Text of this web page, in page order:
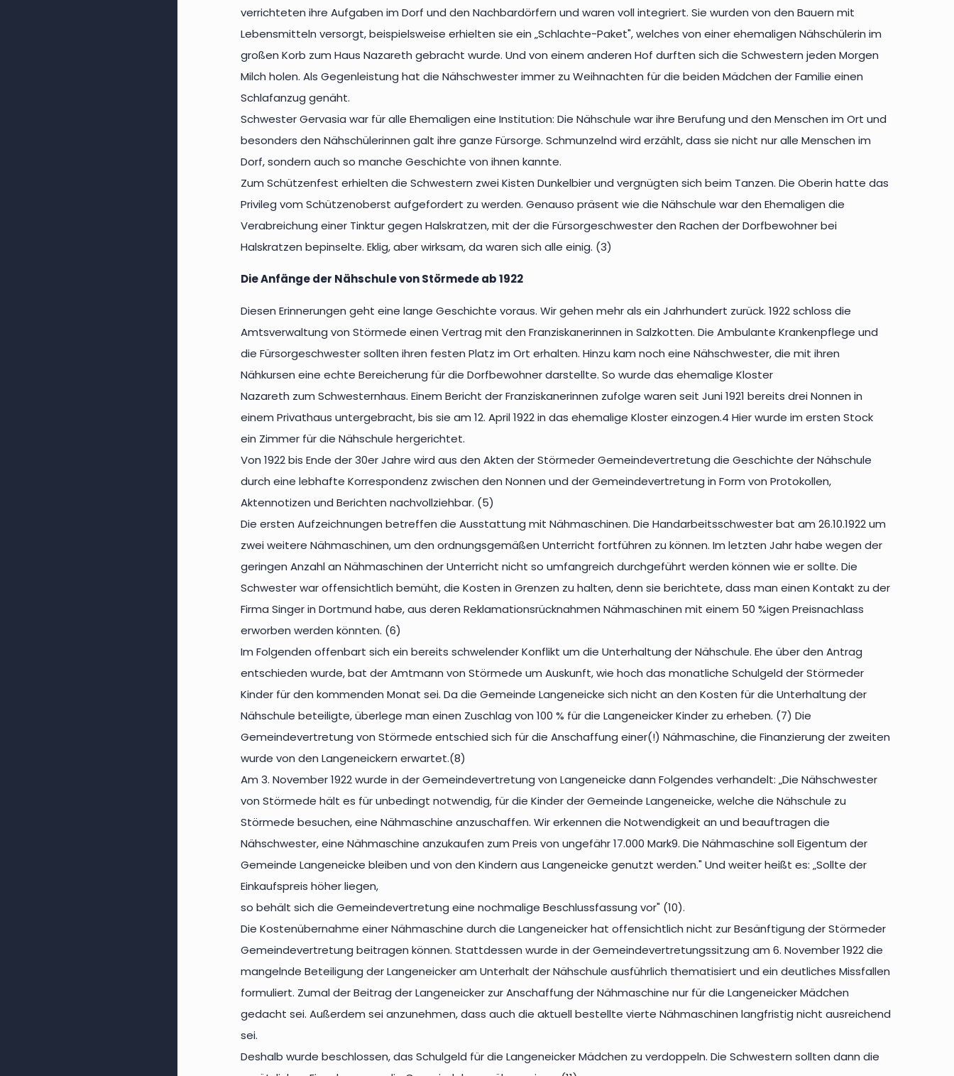
verrichteten ihre Aufgaben im Dorf und den Nachbardörfern und waren voll integriert. Sie wurden von den Bauern mit
Lebensmitteln versorgt, beispielsweise erhielten sie ein „Schlachte-Paket", welches von einer ehemaligen Nähschülerin im
großen Korb zum Haus Nazareth gebracht wurde. Und von einem anderen Hof durften sich die Schwestern jeden Morgen
Milch holen. Als Gegenleistung hat die Nähschwester immer zu Weihnachten für die beiden Mädchen der Familie einen
Schlafanzug genäht.
Schwester Gervasia war für alle Ehemaligen eine Institution: Die Nähschule war ihre Berufung und den Menschen im Ort und
besonders den Nähschülerinnen galt ihre ganze Fürsorge. Schmunzelnd wird erzählt, dass sie nicht nur alle Menschen im
Dorf, sondern auch so manche Geschichte von ihnen kannte.
Zum Schützenfest erhielten die Schwestern zwei Kisten Dunkelbier und vergnügten sich beim Tanzen. Die Oberin hatte das
Privileg vom Schützenoberst aufgefordert zu werden. Genauso präsent wie die Nähschule war den Ehemaligen die
Verabreichung einer Tinktur gegen Halskratzen, mit der die Fürsorgeschwester den Rachen der Dorfbewohner bei
Halskratzen bepinselte. Eklig, aber wirksam, da waren sich alle einig. (3)
Die Anfänge der Nähschule von Störmede ab 1922
Diesen Erinnerungen geht eine lange Geschichte voraus. Wir gehen mehr als ein Jahrhundert zurück. 1922 schloss die
Amtsverwaltung von Störmede einen Vertrag mit den Franziskanerinnen in Salzkotten. Die Ambulante Krankenpflege und
die Fürsorgeschwester sollten ihren festen Platz im Ort erhalten. Hinzu kam noch eine Nähschwester, die mit ihren
Nähkursen eine echte Bereicherung für die Dorfbewohner darstellte. So wurde das ehemalige Kloster
Nazareth zum Schwesternhaus. Einem Bericht der Franziskanerinnen zufolge waren seit Juni 1921 bereits drei Nonnen in
einem Privathaus untergebracht, bis sie am 12. April 1922 in das ehemalige Kloster einzogen.4 Hier wurde im ersten Stock
ein Zimmer für die Nähschule hergerichtet.
Von 1922 bis Ende der 30er Jahre wird aus den Akten der Störmeder Gemeindevertretung die Geschichte der Nähschule
durch eine lebhafte Korrespondenz zwischen den Nonnen und der Gemeindevertretung in Form von Protokollen,
Aktennotizen und Berichten nachvollziehbar. (5)
Die ersten Aufzeichnungen betreffen die Ausstattung mit Nähmaschinen. Die Handarbeitsschwester bat am 26.10.1922 um
zwei weitere Nähmaschinen, um den ordnungsgemäßen Unterricht fortführen zu können. Im letzten Jahr habe wegen der
geringen Anzahl an Nähmaschinen der Unterricht nicht so umfangreich durchgeführt werden können wie er sollte. Die
Schwester war offensichtlich bemüht, die Kosten in Grenzen zu halten, denn sie berichtete, dass man einen Kontakt zu der
Firma Singer in Dortmund habe, aus deren Reklamationsrücknahmen Nähmaschinen mit einem 50 %igen Preisnachlass
erworben werden könnten. (6)
Im Folgenden offenbart sich ein bereits schwelender Konflikt um die Unterhaltung der Nähschule. Ehe über den Antrag
entschieden wurde, bat der Amtmann von Störmede um Auskunft, wie hoch das monatliche Schulgeld der Störmeder
Kinder für den kommenden Monat sei. Da die Gemeinde Langeneicke sich nicht an den Kosten für die Unterhaltung der
Nähschule beteiligte, überlege man einen Zuschlag von 100 % für die Langeneicker Kinder zu erheben. (7) Die
Gemeindevertretung von Störmede entschied sich für die Anschaffung einer(!) Nähmaschine, die Finanzierung der zweiten
wurde von den Langeneickern erwartet.(8)
Am 3. November 1922 wurde in der Gemeindevertretung von Langeneicke dann Folgendes verhandelt: „Die Nähschwester
von Störmede hält es für unbedingt notwendig, für die Kinder der Gemeinde Langeneicke, welche die Nähschule zu
Störmede besuchen, eine Nähmaschine anzuschaffen. Wir erkennen die Notwendigkeit an und beauftragen die
Nähschwester, eine Nähmaschine anzukaufen zum Preis von ungefähr 17.000 Mark9. Die Nähmaschine soll Eigentum der
Gemeinde Langeneicke bleiben und von den Kindern aus Langeneicke genutzt werden." Und weiter heißt es: „Sollte der
Einkaufspreis höher liegen,
so behält sich die Gemeindevertretung eine nochmalige Beschlussfassung vor" (10).
Die Kostenübernahme einer Nähmaschine durch die Langeneicker hat offensichtlich nicht zur Besänftigung der Störmeder
Gemeindevertretung beitragen können. Stattdessen wurde in der Gemeindevertretungssitzung am 6. November 1922 die
mangelnde Beteiligung der Langeneicker am Unterhalt der Nähschule ausführlich thematisiert und ein deutliches Missfallen
formuliert. Zumal der Beitrag der Langeneicker zur Anschaffung der Nähmaschine nur für die Langeneicker Mädchen
gedacht sei. Außerdem sei anzunehmen, dass auch die aktuell bestellte vierte Nähmaschinen langfristig nicht ausreichend
sei.
Deshalb wurde beschlossen, das Schulgeld für die Langeneicker Mädchen zu verdoppeln. Die Schwestern sollten dann die